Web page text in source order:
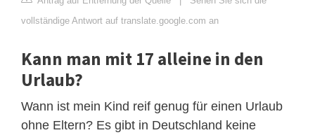
vollständige Antwort auf translate.google.com an
Kann man mit 17 alleine in den
Urlaub?
Wann ist mein Kind reif genug für einen Urlaub
ohne Eltern? Es gibt in Deutschland keine